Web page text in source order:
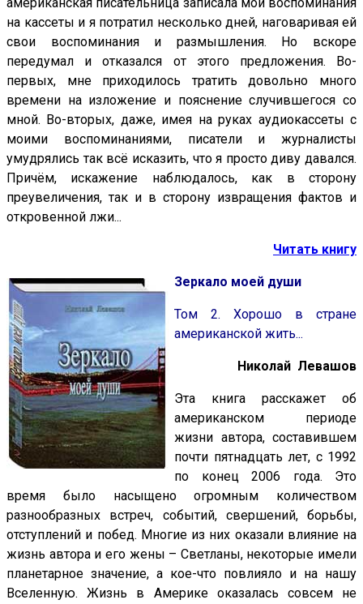
на кассеты и я потратил несколько дней, наговаривая ей
свои воспоминания и размышления. Но вскоре
передумал и отказался от этого предложения. Во-
первых, мне приходилось тратить довольно много
времени на изложение и пояснение случившегося со
мной. Во-вторых, даже, имея на руках аудиокассеты с
моими воспоминаниями, писатели и журналисты
умудрялись так всё исказить, что я просто диву давался.
Причём, искажение наблюдалось, как в сторону
преувеличения, так и в сторону извращения фактов и
откровенной лжи...
Читать книгу
Зеркало моей души
Том 2. Хорошо в стране
американской жить...
Николай Левашов
Эта книга расскажет об
американском периоде
жизни автора, составившем
почти пятнадцать лет, с 1992
по конец 2006 года. Это
время было насыщено огромным количеством
разнообразных встреч, событий, свершений, борьбы,
отступлений и побед. Многие из них оказали влияние на
жизнь автора и его жены – Светланы, некоторые имели
планетарное значение, а кое-что повлияло и на нашу
Вселенную. Жизнь в Америке оказалась совсем не